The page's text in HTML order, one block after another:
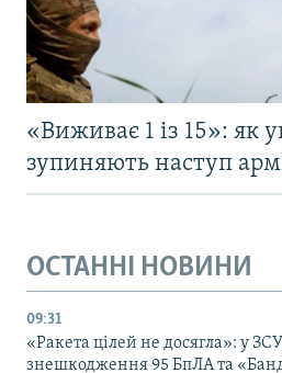
«Виживає 1 із 15»: як
зупиняють наступ
ОСТАННІ НОВИНИ
09:31
«Ракета цілей не досягла»: у
знешкодження 95 БпЛА та